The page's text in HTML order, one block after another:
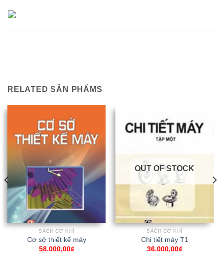
RELATED SẢN PHẨMS
SÁCH CƠ KHÍ
Cơ sở thiết kế máy
58.000,00₫
OUT OF STOCK
SÁCH CƠ KHÍ
Chi tiết máy T1
36.000,00₫